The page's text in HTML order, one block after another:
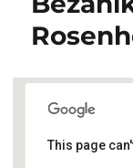
Z - Linkes
This page